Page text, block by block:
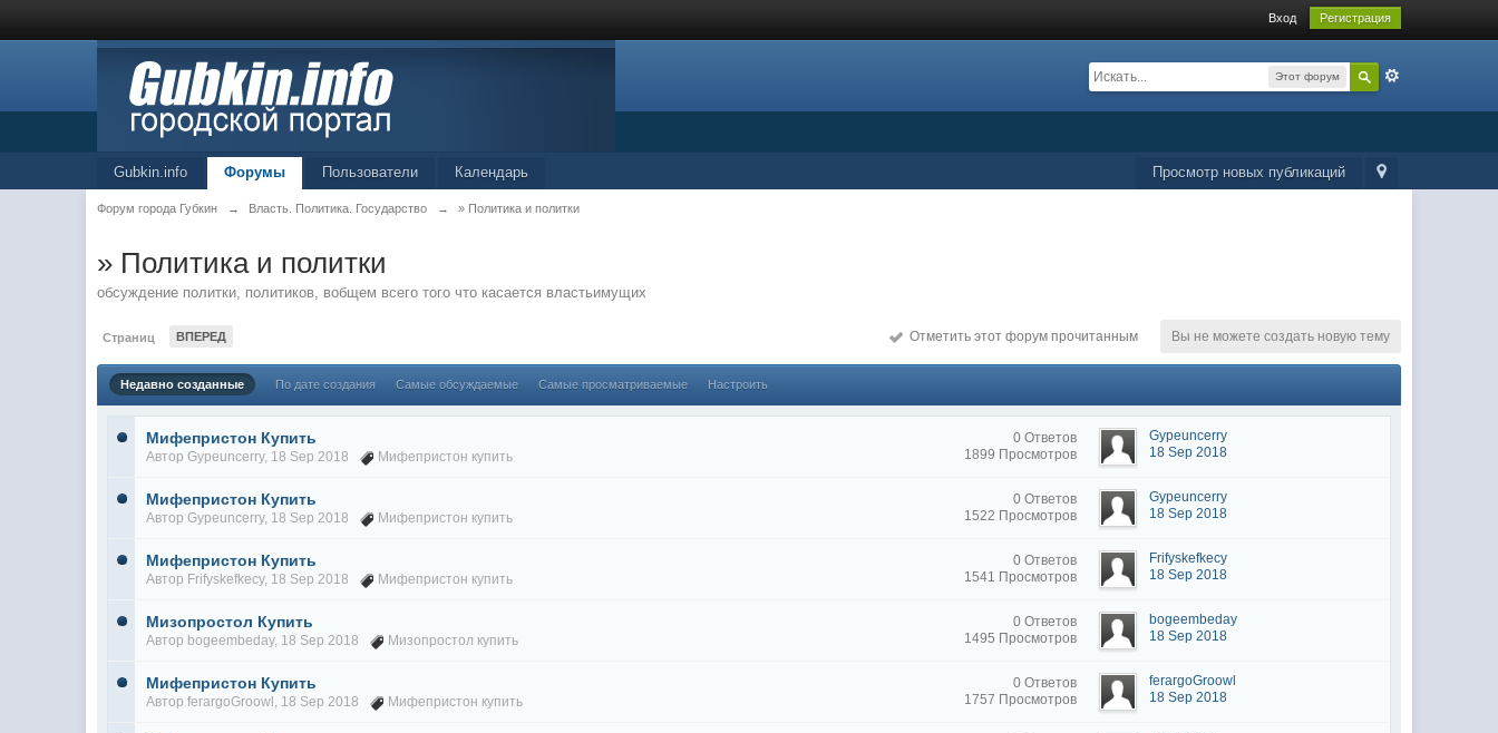
Вход Регистрация
Этот форум
Просмотр новых публикаций
Gubkin.info Форумы Пользователи Календарь
Форум города Губкин → Власть. Политика. Государство → » Политика и политки
» Политика и политки
обсуждение политки, политиков, вобщем всего того что касается властьимущих
Страниц ВПЕРЕД Вы не можете создать новую тему
Отметить этот форум прочитанным
Недавно созданные По дате создания Самые обсуждаемые Самые просматриваемые Настроить
Мифепристон Купить
АвторGypeuncerry, 18 Sep 2018 Мифепристон купить
0 Ответов
1899 Просмотров
Gypeuncerry
18 Sep 2018
Мифепристон Купить
АвторGypeuncerry, 18 Sep 2018 Мифепристон купить
0 Ответов
1522 Просмотров
Gypeuncerry
18 Sep 2018
Мифепристон Купить
Автор Frifyskefkecy, 18 Sep 2018 Мифепристон купить
0 Ответов
1541 Просмотров
Frifyskefkecy
18 Sep 2018
Мизопростол Купить
Автор bogeembeday, 18 Sep 2018 Мизопростол купить
0 Ответов
1495 Просмотров
bogeembeday
18 Sep 2018
Мифепристон Купить
АвторferargoGroowl , 18 Sep 2018 Мифепристон купить
0 Ответов
1757 Просмотров
ferargoGroowl
18 Sep 2018